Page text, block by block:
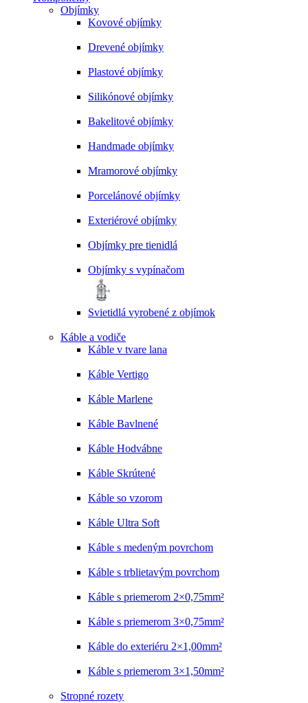
Objímky
Kovové objímky
Drevené objímky
Plastové objímky
Silikónové objímky
Bakelitové objímky
Handmade objímky
Mramorové objímky
Porcelánové objímky
Exteriérové objímky
Objímky pre tienidlá
Objímky s vypínačom
Svietidlá vyrobené z objímok
Káble a vodiče
Káble v tvare lana
Káble Vertigo
Káble Marlene
Káble Bavlnené
Káble Hodvábne
Káble Skrútené
Káble so vzorom
Káble Ultra Soft
Káble s medeným povrchom
Káble s trblietavým povrchom
Káble s priemerom 2×0,75mm²
Káble s priemerom 3×0,75mm²
Káble do exteriéru 2×1,00mm²
Káble s priemerom 3×1,50mm²
Stropné rozety